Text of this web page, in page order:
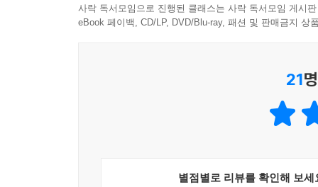
사락 독서모임으로 진행된 클래스는 사락 독서모임 게시
eBook 페이백, CD/LP, DVD/Blu-ray, 패션 및 판매금지 상
21
별점별로 리뷰를 확인해 보세